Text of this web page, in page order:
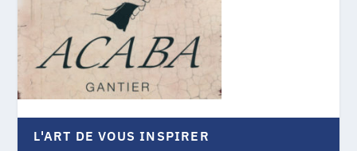
L'ART DE VOUS INSPIRER